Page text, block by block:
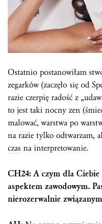
Ostatnio postanowiłam
zegarków (zaczęło się od
razie czerpię radość z
to jest taki nocny zen
malować, warstwa po
na razie tylko odtwarzam,
czas na interpretowanie.
CH24: A czym dla Ciebie
aspektem zawodowym.
nierozerwalnie